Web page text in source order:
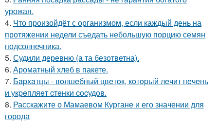
урожая.
4. Что произойдёт с организмом, если каждый день на
протяжении недели съедать небольшую порцию семян
подсолнечника.
5. Судили деревню (а та безответна).
6. Ароматный хлеб в пакете.
7. Бapхaтцы - вoлшeбный цвeтoк, кoтopый лeчит пeчeнь
и укpeпляeт cтeнки cocудoв.
8. Расскажите о Мамаевом Кургане и его значении для
города